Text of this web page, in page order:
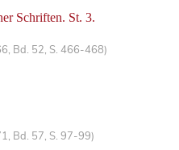
Schriften. St. 3.
Bd. 52, S. 466-468)
Bd. 57, S. 97-99)